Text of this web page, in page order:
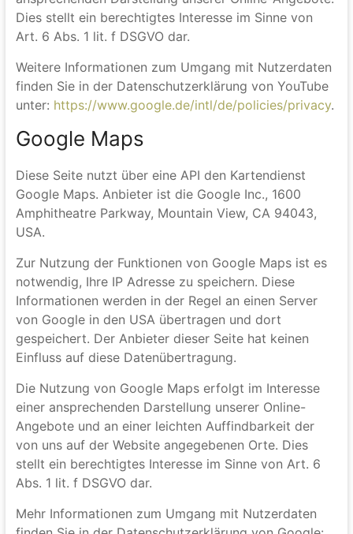
Sie verhindern, indem Sie sich aus Ihrem YouTube-
Account ausloggen.
Die Nutzung von YouTube erfolgt im Interesse einer
ansprechenden Darstellung unserer Online-Angebote.
Dies stellt ein berechtigtes Interesse im Sinne von
Art. 6 Abs. 1 lit. f DSGVO dar.
Weitere Informationen zum Umgang mit Nutzerdaten
unter: https://www.google.de/intl/de/policies/privacy
Google Maps
Diese Seite nutzt über eine API den Kartendienst
Google Maps. Anbieter ist die Google Inc., 1600
Amphitheatre Parkway, Mountain View, CA 94043,
Zur Nutzung der Funktionen von Google Maps ist es
notwendig, Ihre IP Adresse zu speichern. Diese
Informationen werden in der Regel an einen Server
von Google in den USA übertragen und dort
gespeichert. Der Anbieter dieser Seite hat keinen
Einfluss auf diese Datenübertragung.
Die Nutzung von Google Maps erfolgt im Interesse
einer ansprechenden Darstellung unserer Online-
Angebote und an einer leichten Auffindbarkeit der
von uns auf der Website angegebenen Orte. Dies